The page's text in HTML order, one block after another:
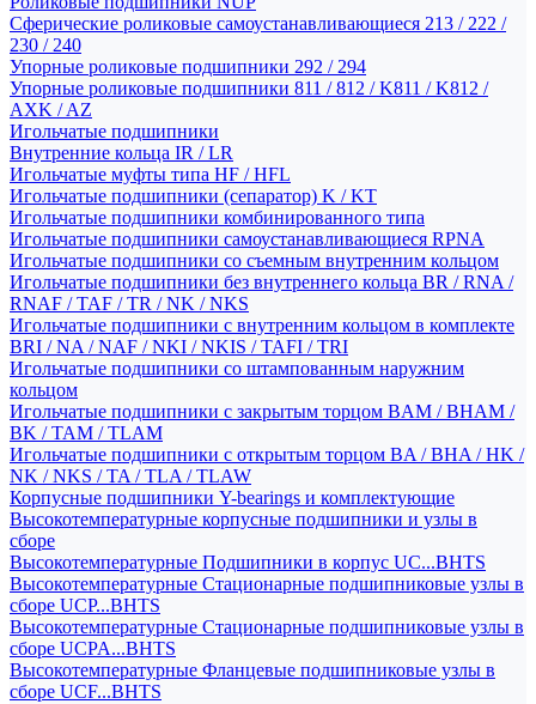
Сферические роликовые самоустанавливающиеся 213 / 222 /
230 / 240
Упорные роликовые подшипники 292 / 294
Упорные роликовые подшипники 811 / 812 / K811 / K812 /
AXK / AZ
Игольчатые подшипники
Внутренние кольца IR / LR
Игольчатые муфты типа HF / HFL
Игольчатые подшипники (сепаратор) K / KT
Игольчатые подшипники комбинированного типа
Игольчатые подшипники самоустанавливающиеся RPNA
Игольчатые подшипники со съемным внутренним кольцом
Игольчатые подшипники без внутреннего кольца BR / RNA /
RNAF / TAF / TR / NK / NKS
Игольчатые подшипники с внутренним кольцом в комплекте
BRI / NA / NAF / NKI / NKIS / TAFI / TRI
Игольчатые подшипники со штампованным наружним
кольцом
Игольчатые подшипники с закрытым торцом BAM / BHAM /
BK / TAM / TLAM
Игольчатые подшипники с открытым торцом BA / BHA / HK /
NK / NKS / TA / TLA / TLAW
Корпусные подшипники Y-bearings и комплектующие
Высокотемпературные корпусные подшипники и узлы в
сборе
Высокотемпературные Подшипники в корпус UC...BHTS
Высокотемпературные Стационарные подшипниковые узлы в
сборе UCP...BHTS
Высокотемпературные Стационарные подшипниковые узлы в
сборе UCPA...BHTS
Высокотемпературные Фланцевые подшипниковые узлы в
сборе UCF...BHTS